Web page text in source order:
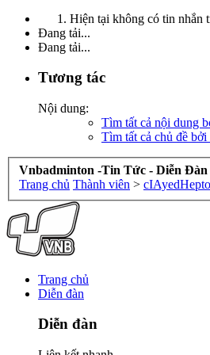
Hiện tại không có tin nhắn
Đang tải...
Đang tải...
Tương tác
Nội dung:
Tìm tất cả nội dung
Tìm tất cả chủ đề
Vnbadminton -Tin Tức - Diễn
Trang chủ Thành viên >
Trang chủ
Diễn đàn
Diễn đàn